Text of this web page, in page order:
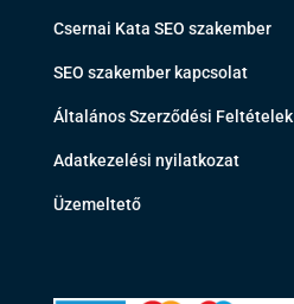
Csernai Kata SEO szakember
SEO szakember kapcsolat
Általános Szerződési Feltételek
Adatkezelési nyilatkozat
Üzemeltető